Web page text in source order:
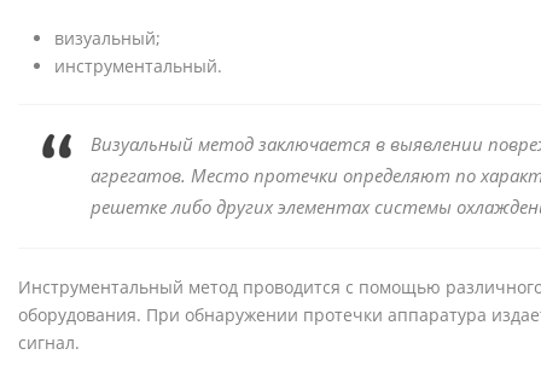
визуальный;
инструментальный.
Визуальный метод заключается в выявлении
агрегатов. Место протечки определяют по
решетке либо других элементах системы
Инструментальный метод проводится с помощью различного
оборудования. При обнаружении протечки аппаратура
сигнал.